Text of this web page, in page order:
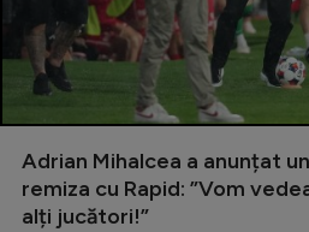
Adrian Mihalcea a anunțat
remiza cu Rapid: ”Vom
alți jucători!”